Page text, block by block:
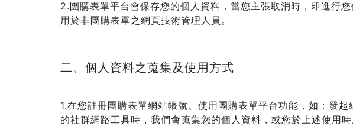
2.團購表單平台會保存您的個人資料，當您主張取消時，即進行
用於非團購表單之網頁技術管理人員。
二、個人資料之蒐集及使用方式
1.在您註冊團購表單網站帳號、使用團購表單平台功能，如：發
的社群網路工具時，我們會蒐集您的個人資料，或您於上述使用